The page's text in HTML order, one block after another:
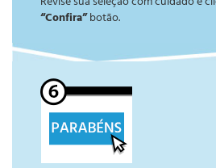
“Confira”botão.